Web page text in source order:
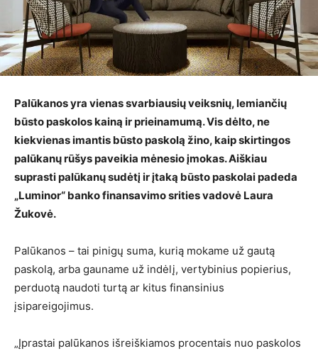
Palūkanos yra vienas svarbiausių veiksnių, lemiančių
būsto paskolos kainą ir prieinamumą. Vis dėlto, ne
kiekvienas imantis būsto paskolą žino, kaip skirtingos
palūkanų rūšys paveikia mėnesio įmokas. Aiškiau
suprasti palūkanų sudėtį ir įtaką būsto paskolai padeda
„Luminor“ banko finansavimo srities vadovė Laura
Žukovė.
Palūkanos – tai pinigų suma, kurią mokame už gautą
paskolą, arba gauname už indėlį, vertybinius popierius,
perduotą naudoti turtą ar kitus finansinius
įsipareigojimus.
„Įprastai palūkanos išreiškiamos procentais nuo paskolos